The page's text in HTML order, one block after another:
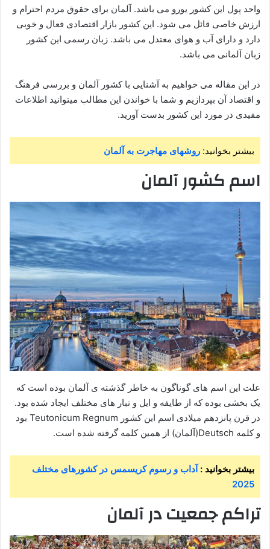
واحد پول این کشور یورو می باشد. آلمان برای حقوق مردم احترام و
ارزش خاصی قائل می شود. این کشور بازار اقتصادی فعال و خوبی
دارد و دارای آب و هوای معتدل می باشد. زبان رسمی این کشور
زبان آلمانی می باشد.
در این مقاله می خواهیم به آشنایی با کشور آلمان و بررسی فرهنگ
و اقتصاد آن بپردازیم و شما با خواندن این مطالب میتوانید اطلاعات
مفیدی در مورد این کشور بدست آورید.
بیشتر بخوانید: روشهای مهاجرت به آلمان
اسم کشور آلمان
علت این اسم های گوناگون به خاطر گذشته ی آلمان بوده است که
یک بخشی بوده که از طایفه و ایل و تبار های مختلف ایجاد شده بود.
در قرن پانزدهم میلادی اسم این کشور Teutonicum Regnum بود
و کلمه Deutsch(آلمان) از همین کلمه گرفته شده است.
بیشتر بخوانید : آداب و رسوم کریسمس در کشورهای مختلف
2025
تراکم جمعیت در آلمان